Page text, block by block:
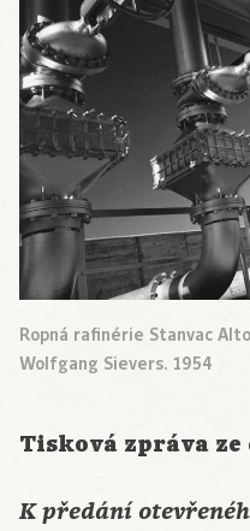
Ropná rafinérie Stanvac
Wolfgang Sievers. 1954
Tisková zpráva ze
K předání